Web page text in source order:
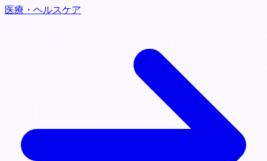
医療・ヘルスケア